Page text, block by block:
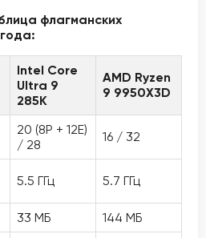
флагманских
Intel Core
Ultra 9
285K
AMD Ryzen
9 9950X3D
20 (8P + 12E)
/ 28
16 / 32
5.5 ГГц 5.7 ГГц
33 МБ
144 МБ